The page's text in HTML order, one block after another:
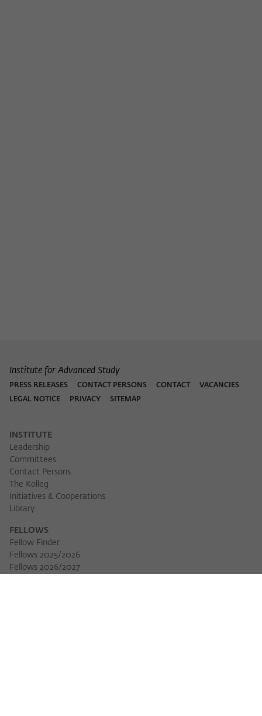
Institute for Advanced Study
PRESS RELEASES CONTACT PERSONS CONTACT
VACANCIES
LEGAL NOTICE
PRIVACY SITEMAP
INSTITUTE
Leadership
Committees
Contact Persons
The Kolleg
Initiatives & Cooperations
Library
FELLOWS
Fellow Finder
Fellows 2025/2026
Fellows 2026/2027